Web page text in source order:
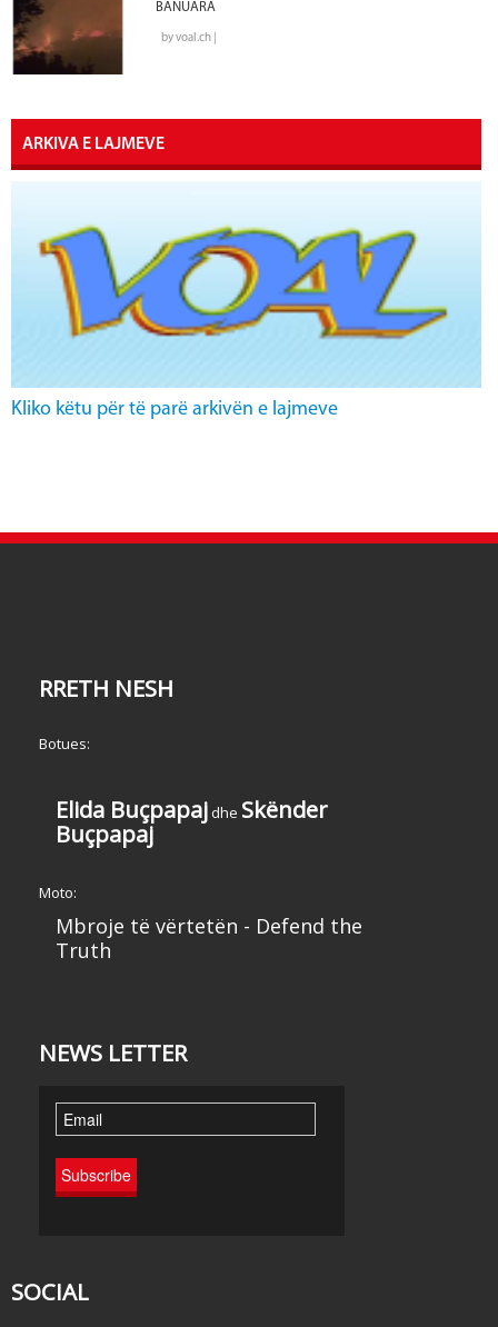
BANUARA
by voal.ch |
ARKIVA E LAJMEVE
Kliko këtu për të parë arkivën e lajmeve
RRETH NESH
Botues:
Elida Buçpapaj dhe Skënder
Buçpapaj
Moto:
Mbroje të vërtetën - Defend the
Truth
NEWS LETTER
SOCIAL